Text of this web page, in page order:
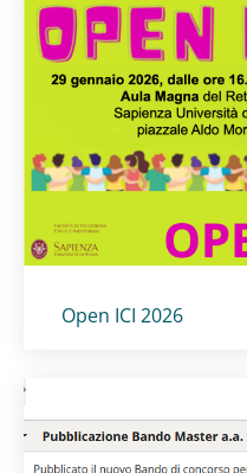
Titolo card:
Open ICI 2026